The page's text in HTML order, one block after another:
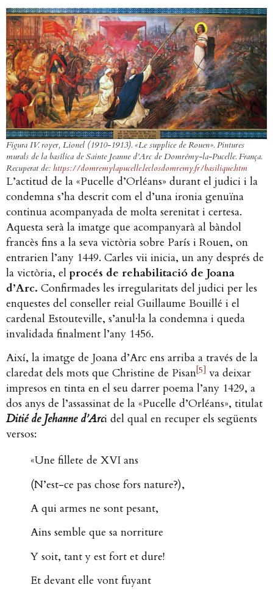
Figura IV. royer, Lionel (1910-1913). «Le supplice de Rouen». Pintures
murals de la basílica de Sainte Jeanne d’Arc de Domrémy-la-Pucelle. França.
Recuperat de: https://domremylapucelle.leclosdomremy.fr/basilique.htm
L’actitud de la «Pucelle d’Orléans» durant el judici i la
condemna s’ha descrit com el d’una ironia genuïna
continua acompanyada de molta serenitat i certesa.
Aquesta serà la imatge que acompanyarà al bàndol
francès fins a la seva victòria sobre París i Rouen, on
entrarien l’any 1449. Carles vii inicia, un any després de
la victòria, el procés de rehabilitació de Joana
d’Arc. Confirmades les irregularitats del judici per les
enquestes del conseller reial Guillaume Bouillé i el
cardenal Estouteville, s’anul·la la condemna i queda
invalidada finalment l’any 1456.
Així, la imatge de Joana d’Arc ens arriba a través de la
claredat dels mots que Christine de Pisan [5]
va deixar
impresos en tinta en el seu darrer poema l’any 1429, a
dos anys de l’assassinat de la «Pucelle d’Orléans», titulat
Ditié de Jehanne d’Arci del qual en recuper els següents
versos:
«Une fillete de XVI ans
(N’est-ce pas chose fors nature?),
A qui armes ne sont pesant,
Ains semble que sa norriture
Y soit, tant y est fort et dure!
Et devant elle vont fuyant